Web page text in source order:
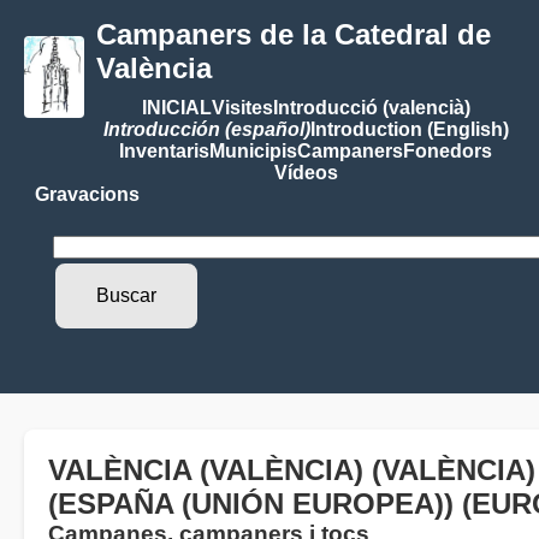
Campaners de la Catedral de
València
INICIALVisitesIntroducció (valencià)
Introducción (español)Introduction (English)
InventarisMunicipisCampanersFonedors
Vídeos
Gravacions
VALÈNCIA (VALÈNCIA)
(ESPAÑA (UNIÓN EUROPEA))
Campanes, campaners i tocs